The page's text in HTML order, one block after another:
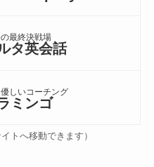
最終決戦場
タ英会話
しいコーチング
ミンゴ
トへ移動できます）